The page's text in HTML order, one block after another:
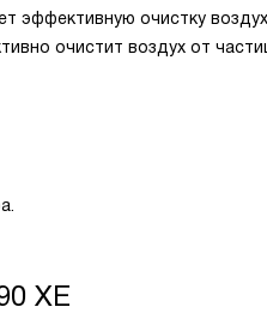
эффективную очистку
очистит воздух от
XE